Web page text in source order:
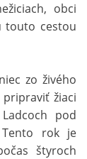
obci
touto cestou
zo živého
žiaci
pod
Tento rok je
štyroch